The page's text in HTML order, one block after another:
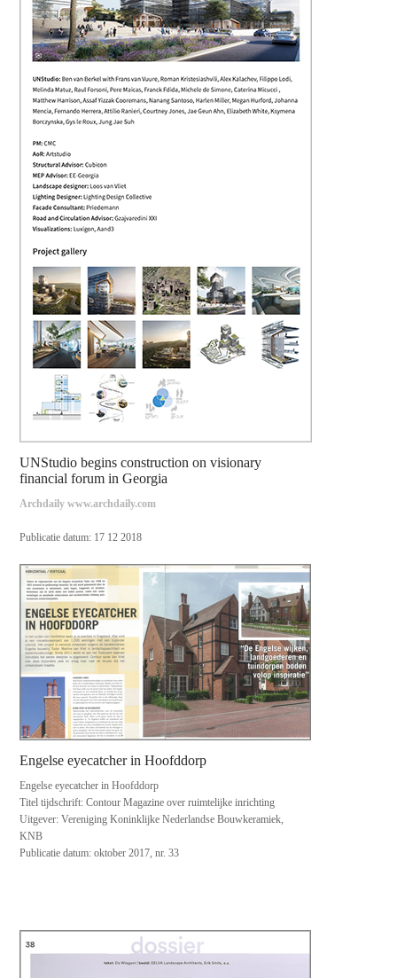
UNStudio begins construction on visionary
financial forum in Georgia
Archdaily www.archdaily.com
Publicatie datum: 17 12 2018
Engelse eyecatcher in Hoofddorp
Engelse eyecatcher in Hoofddorp
Titel tijdschrift: Contour Magazine over ruimtelijke inrichting
Uitgever: Vereniging Koninklijke Nederlandse Bouwkeramiek,
KNB
Publicatie datum: oktober 2017, nr. 33